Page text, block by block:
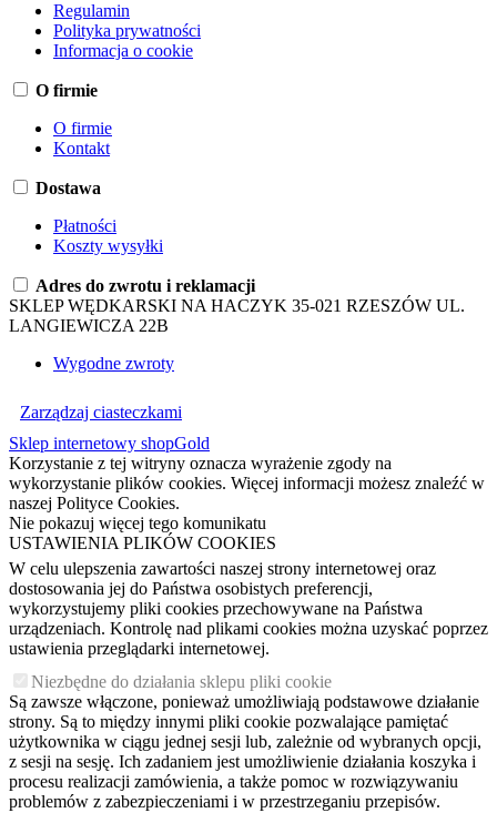
Regulamin
Polityka prywatności
Informacja o cookie
O firmie
O firmie
Kontakt
Dostawa
Płatności
Koszty wysyłki
Adres do zwrotu i reklamacji
SKLEP WĘDKARSKI NA HACZYK 35-021 RZESZÓW UL.
LANGIEWICZA 22B
Wygodne zwroty
Zarządzaj ciasteczkami
Sklep internetowy shopGold
Korzystanie z tej witryny oznacza wyrażenie zgody na
wykorzystanie plików cookies. Więcej informacji możesz znaleźć w
naszej Polityce Cookies.
Nie pokazuj więcej tego komunikatu
USTAWIENIA PLIKÓW COOKIES
W celu ulepszenia zawartości naszej strony internetowej oraz
dostosowania jej do Państwa osobistych preferencji,
wykorzystujemy pliki cookies przechowywane na Państwa
urządzeniach. Kontrolę nad plikami cookies można uzyskać poprzez
ustawienia przeglądarki internetowej.
Niezbędne do działania sklepu pliki cookie
Są zawsze włączone, ponieważ umożliwiają podstawowe działanie
strony. Są to między innymi pliki cookie pozwalające pamiętać
użytkownika w ciągu jednej sesji lub, zależnie od wybranych opcji,
z sesji na sesję. Ich zadaniem jest umożliwienie działania koszyka i
procesu realizacji zamówienia, a także pomoc w rozwiązywaniu
problemów z zabezpieczeniami i w przestrzeganiu przepisów.